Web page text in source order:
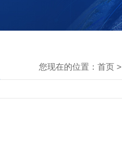
您现在的位置： 首页 >